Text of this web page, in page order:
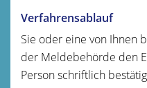
Verfahrensablauf
Sie oder eine von Ihnen
der Meldebehörde den
Person schriftlich